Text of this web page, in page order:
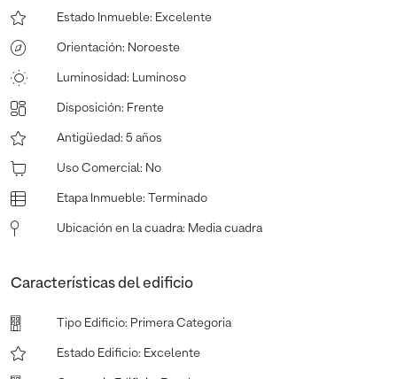
Estado Inmueble: Excelente
Orientación: Noroeste
Luminosidad: Luminoso
Disposición: Frente
Antigüedad: 5 años
Uso Comercial : No
Etapa Inmueble: Terminado
Ubicación en la cuadra: Media cuadra
Características del edificio
Tipo Edificio: Primera Categoria
Estado Edificio: Excelente